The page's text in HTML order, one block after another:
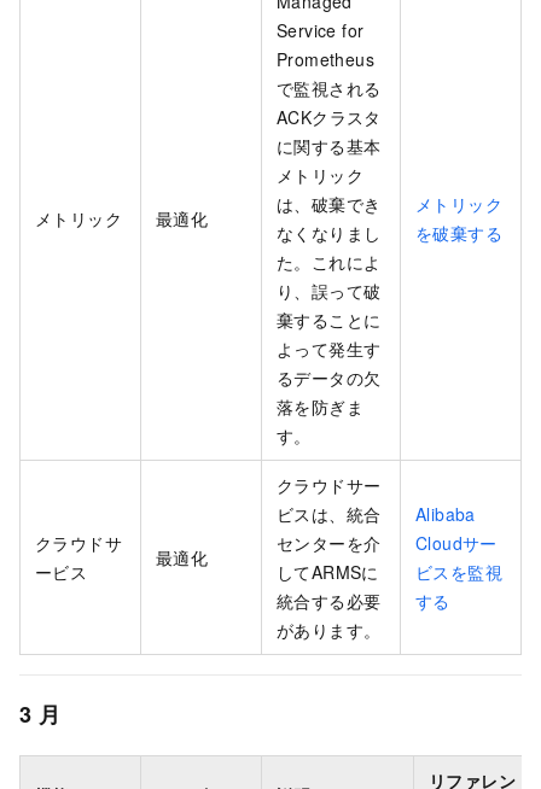
メトリック 最適化
Service for
Prometheus
で監視される
ACKクラスタ
に関する基本
メトリック
は、破棄でき
なくなりまし
た。これによ
り、誤って破
棄することに
よって発生す
るデータの欠
落を防ぎま
す。
メトリック
を破棄する
クラウドサ
ービス
最適化
クラウドサー
ビスは、統合
センターを介
してARMSに
統合する必要
があります。
Alibaba
Cloudサー
ビスを監視
する
3 月
リファレン